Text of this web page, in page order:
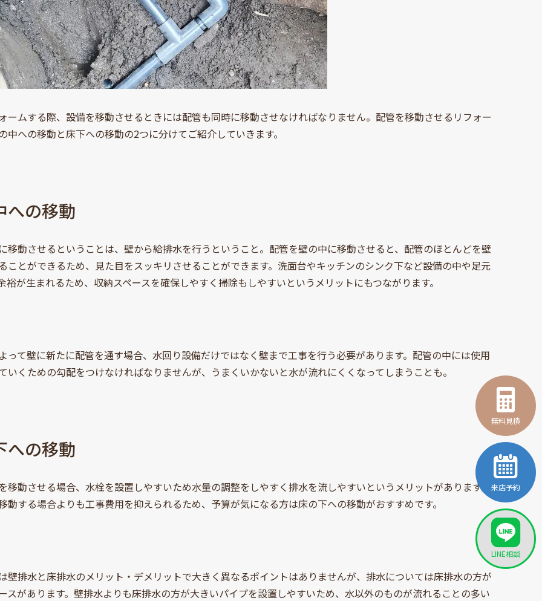
ームする際、設備を移動させるときには配管も同時に移動させなければなりません。配管を移動させるリフォー
中への移動と床下への移動の2つに分けてご紹介していきます。
への移動
移動させるということは、壁から給排水を行うということ。配管を壁の中に移動させると、配管のほとんどを壁
ことができるため、見た目をスッキリさせることができます。洗面台やキッチンのシンク下など設備の中や足元
裕が生まれるため、収納スペースを確保しやすく掃除もしやすいというメリットにもつながります。
って壁に新たに配管を通す場合、水回り設備だけではなく壁まで工事を行う必要があります。配管の中には使用
いくための勾配をつけなければなりませんが、うまくいかないと水が流れにくくなってしまうことも。
への移動
移動させる場合、水栓を設置しやすいため水量の調整をしやすく排水を流しやすいというメリットがあります。
動する場合よりも工事費用を抑えられるため、予算が気になる方は床の下への移動がおすすめです。
壁排水と床排水のメリット・デメリットで大きく異なるポイントはありませんが、排水については床排水の方が
スがあります。壁排水よりも床排水の方が大きいパイプを設置しやすいため、水以外のものが流れることの多い
無料見積
来店予約
LINE相談